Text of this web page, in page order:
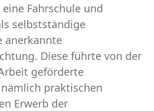
Fahrschule und
selbstständige
anerkannte
Diese führte von der
geförderte
praktischen
Erwerb der